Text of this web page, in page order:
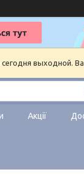
выходной.
Акції